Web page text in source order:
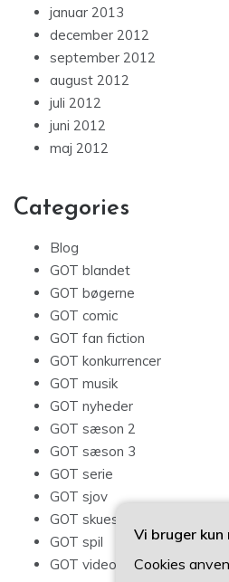
januar 2013
december 2012
september 2012
august 2012
juli 2012
juni 2012
maj 2012
Categories
Blog
GOT blandet
GOT bøgerne
GOT comic
GOT fan fiction
GOT konkurrencer
GOT musik
GOT nyheder
GOT sæson 2
GOT sæson 3
GOT serie
GOT sjov
GOT skuespillere
GOT spil
GOT videoer
Vi bruger
Cookies